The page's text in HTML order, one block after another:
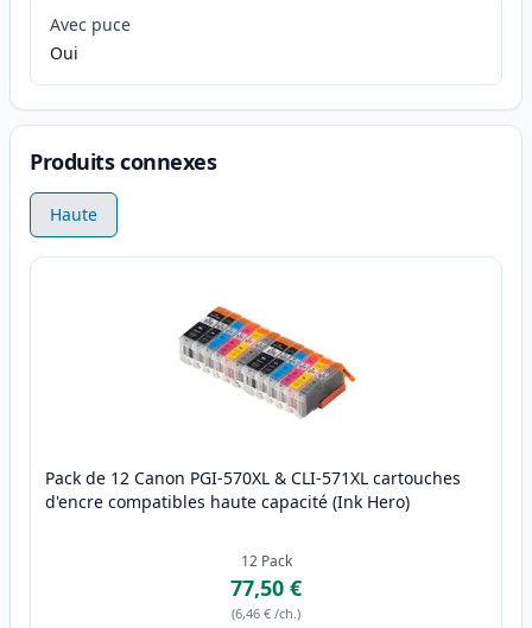
Avec puce
Oui
Produits connexes
Haute
Pack de 12 Canon PGI-570XL & CLI-571XL cartouches
d'encre compatibles haute capacité (Ink Hero)
12 Pack
77,50 €
(6,46 € /ch.)